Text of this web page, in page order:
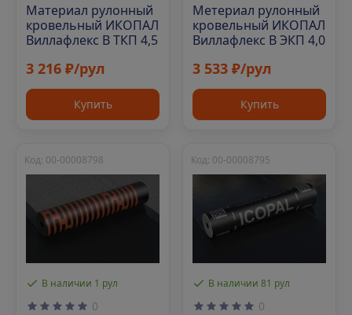
Материал рулонный
кровельный ИКОПАЛ
Виллафлекс В ТКП 4,5
3 216 ₽/рул
Купить
Метериал рулонный
кровельный ИКОПАЛ
Виллафлекс В ЭКП 4,0
3 533 ₽/рул
Купить
В наличии 1 рул
Код: 00-00008798
0
В наличии 81 рул
Код: 00-00008795
0